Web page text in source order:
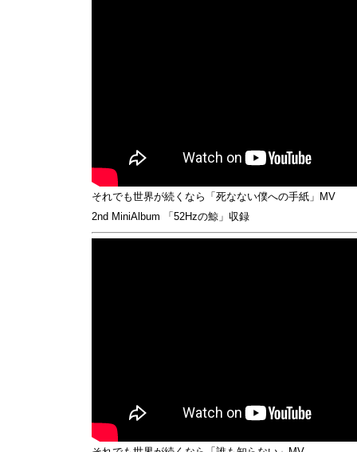
それでも世界が続くなら「死なない僕への手紙」MV
2nd MiniAlbum 「52Hzの鯨」収録